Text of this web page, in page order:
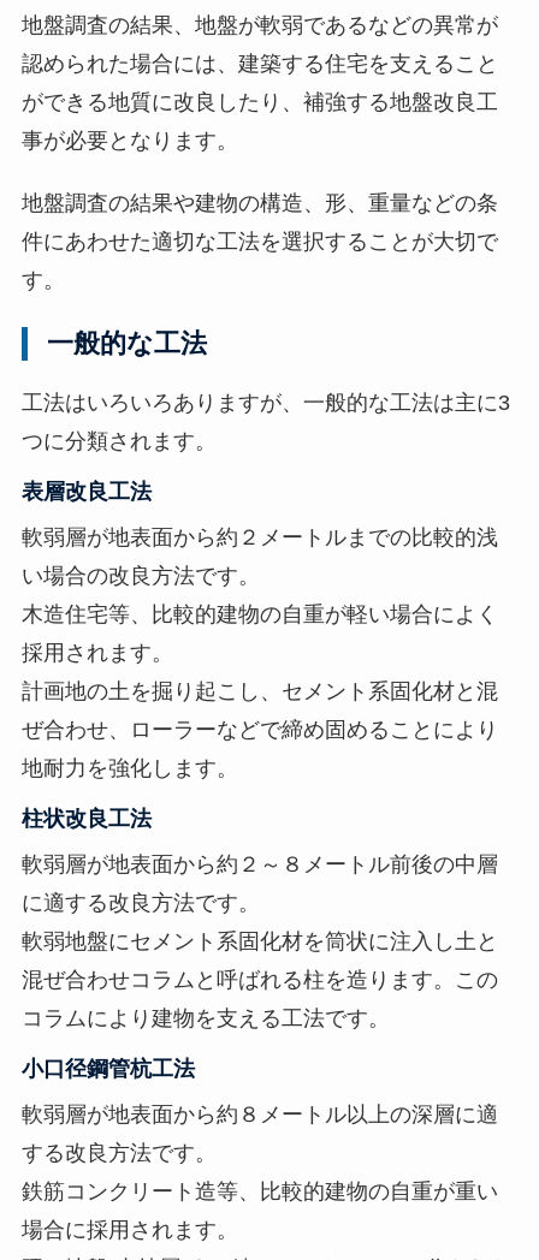
表
示
地盤調査の結果、地盤が軟弱であるなどの異常が
認められた場合には、建築する住宅を支えること
ができる地質に改良したり、補強する地盤改良工
事が必要となります。
地盤調査の結果や建物の構造、形、重量などの条
件にあわせた適切な工法を選択することが大切で
す。
一般的な工法
工法はいろいろありますが、一般的な工法は主に3
つに分類されます。
表層改良工法
軟弱層が地表面から約２メートルまでの比較的浅
い場合の改良方法です。
木造住宅等、比較的建物の自重が軽い場合によく
採用されます。
計画地の土を掘り起こし、セメント系固化材と混
ぜ合わせ、ローラーなどで締め固めることにより
地耐力を強化します。
柱状改良工法
軟弱層が地表面から約２～８メートル前後の中層
に適する改良方法です。
軟弱地盤にセメント系固化材を筒状に注入し土と
混ぜ合わせコラムと呼ばれる柱を造ります。この
コラムにより建物を支える工法です。
小口径鋼管杭工法
軟弱層が地表面から約８メートル以上の深層に適
する改良方法です。
鉄筋コンクリート造等、比較的建物の自重が重い
場合に採用されます。